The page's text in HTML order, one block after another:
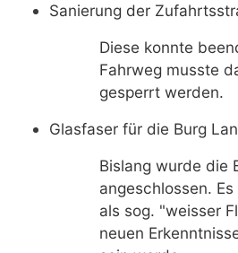
Sanierung der
Diese konnte
Fahrweg musste
gesperrt werden.
Glasfaser für die Burg
Bislang wurde die
angeschlossen.
als sog. "weisser
neuen